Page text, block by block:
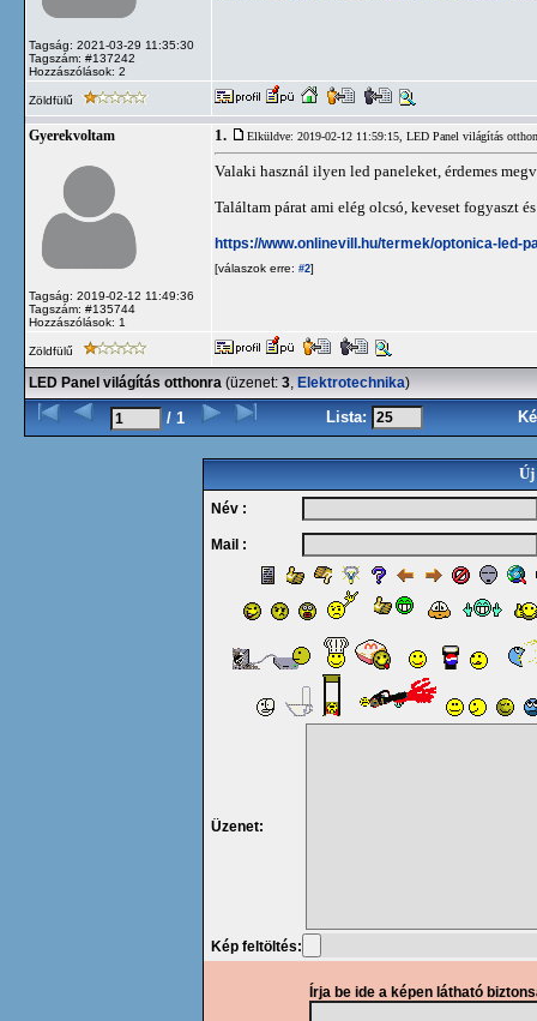
Tagság: 2021-03-29 11:35:30
Tagszám: #137242
Hozzászólások: 2
Zöldfülű
Gyerekvoltam
Tagság: 2019-02-12 11:49:36
Tagszám: #135744
Hozzászólások: 1
1. Elküldve: 2019-02-12 11:59:15, LED Panel világítás
Valaki használ ilyen led paneleket, érdemes
Találtam párat ami elég olcsó, keveset fogyaszt
https://www.onlinevill.hu/termek/optonica-led-
[válaszok erre: #2]
Zöldfülű
LED Panel világítás otthonra (üzenet: 3, Elektrotechnika)
/ 1 Lista:
Új
Név :
Mail :
Üzenet:
Kép feltöltés:
Írja be ide a képen látható